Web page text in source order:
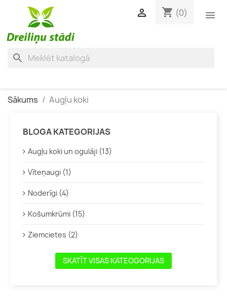

shopping_cart (0)

search
Sākums Augļu koki
BLOGA KATEGORIJAS
Augļu koki un ogulāji (13)
Vīteņaugi (1)
Noderīgi (4)
Košumkrūmi (15)
Ziemcietes (2)
SKATĪT VISAS KATEOGORIJAS